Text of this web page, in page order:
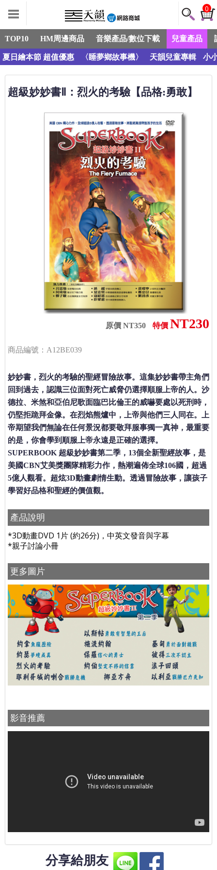
0
TOP10 HM周邊商品 音樂產品/數位下載 兒童產品
夏日繪本節 超值優惠 〈睡夢鄉故事機〉 天韻兒童專輯 小
超級妙妙書Ⅱ：烈火的考驗【品格:勇敢】
原價 NT350 特價 NT230
商品編號：A12BE039
妙妙書，烈火的考驗的聖經冒險故事。這集妙妙書帶主角們
回到過去，認識三位面對死亡威脅仍選擇順服上帝的人。沙
德拉、米煞和亞伯尼歌面臨巴比倫王的威嚇要處以死刑時，
仍堅拒跪拜金像。在烈焰熊爐中，上帝與他們三人同在。上
帝期望我們無論在任何景況都要敬拜服事獨一真神，最重要
的是，你會學到順服上帝永遠是正確的選擇。
SUPERBOOK 超級妙妙書第二季，13個全新聖經故事，是
美國CBN艾美獎團隊精彩力作，熱潮遍佈全球106國，超過
5億人觀看。超炫3D動畫劇情生動。透過冒險故事，讓孩子
學習好品格和聖經的價值觀。
產品說明
*3D動畫DVD 1片 (約26分)，中英文發音與字幕
*親子討論小冊
更多圖片
影音推薦
分享給朋友